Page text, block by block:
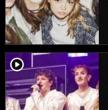
player2